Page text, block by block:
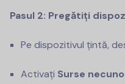
Pasul 2: Pregătiți
Pe dispozitivul țintă,
Activați Surse